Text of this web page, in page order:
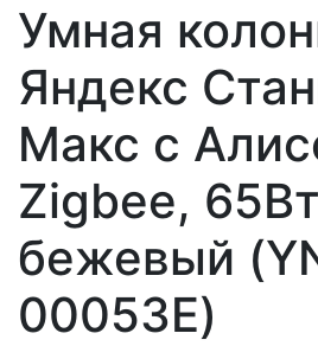
Умная
Яндекс
Макс с
Zigbee,
бежевый
00053E)